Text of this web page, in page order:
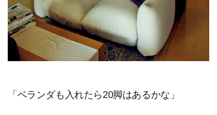
「ベランダも入れたら20脚はあるかな」